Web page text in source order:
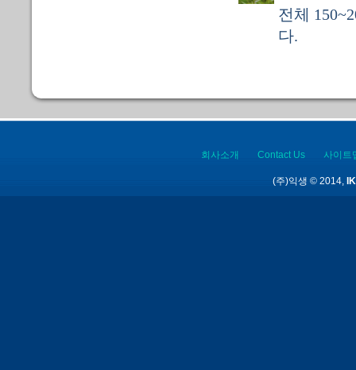
전체
다.
회사소개 Contact Us 사이트
(주)익생 © 2014,